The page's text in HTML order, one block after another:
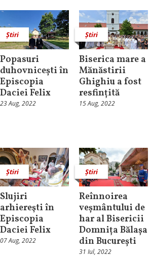
Știri
Popasuri
duhovnicești în
Episcopia
Daciei Felix
23 Aug, 2022
Știri
Biserica mare a
Mănăstirii
Ghighiu a fost
resfințită
15 Aug, 2022
Știri
Slujiri
arhiereşti în
Episcopia
Daciei Felix
07 Aug, 2022
Știri
Reînnoirea
veșmântului de
har al Bisericii
Domnița Bălașa
din București
31 Iul, 2022